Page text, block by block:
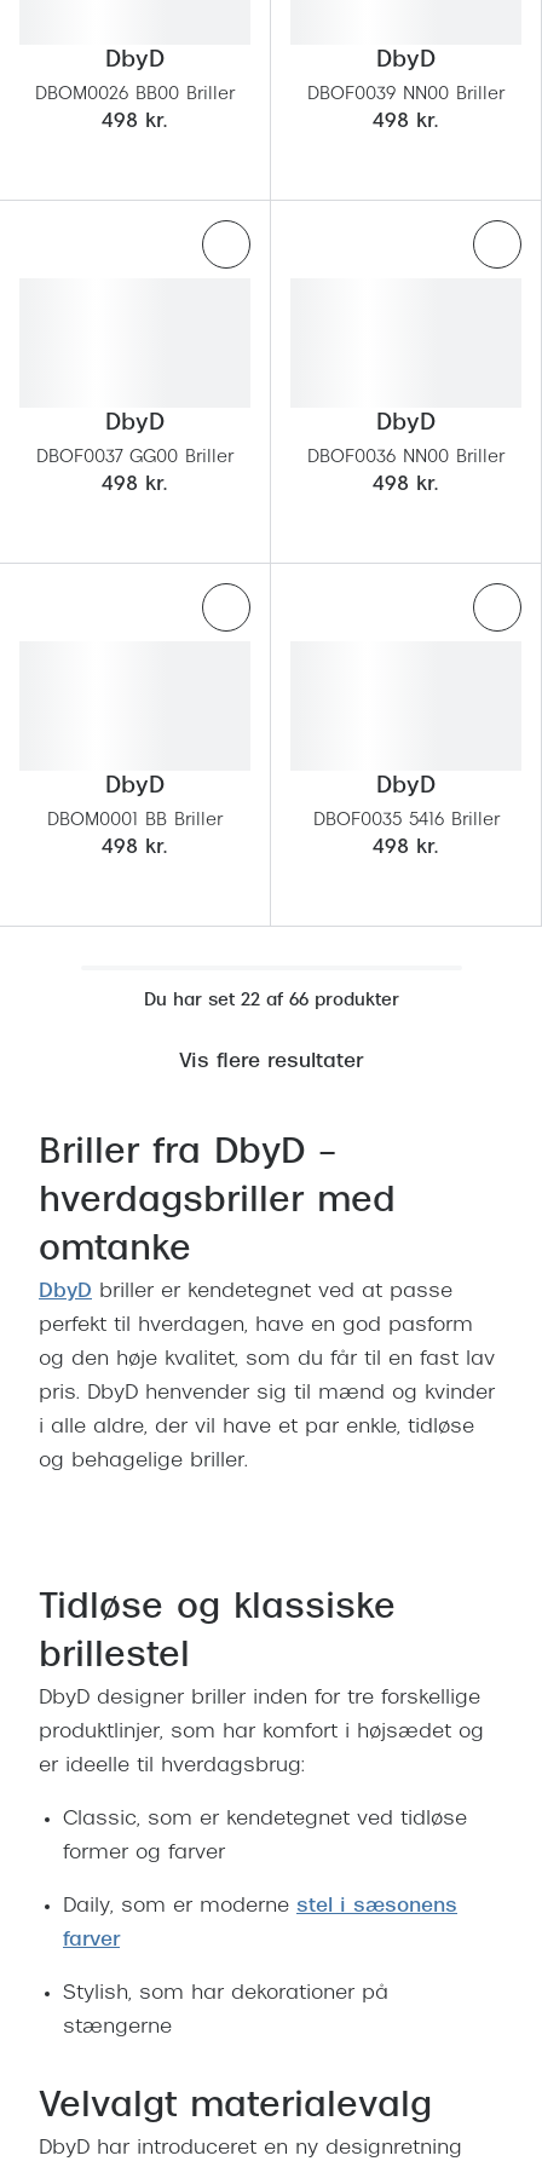
DbyD
DBOM0026 BB00 Briller
498 kr.
DbyD
DBOF0039 NN00 Briller
498 kr.
DbyD
DBOF0037 GG00 Briller
498 kr.
DbyD
DBOF0036 NN00 Briller
498 kr.
DbyD
DBOM0001 BB Briller
498 kr.
DbyD
DBOF0035 5416 Briller
498 kr.
Du har set 22 af 66 produkter
Vis flere resultater
Briller fra DbyD –
hverdagsbriller med
omtanke
DbyD briller er kendetegnet ved at passe
perfekt til hverdagen, have en god pasform
og den høje kvalitet, som du får til en fast lav
pris. DbyD henvender sig til mænd og kvinder
i alle aldre, der vil have et par enkle, tidløse
og behagelige briller.
Tidløse og klassiske
brillestel
DbyD designer briller inden for tre forskellige
produktlinjer, som har komfort i højsædet og
er ideelle til hverdagsbrug:
Classic, som er kendetegnet ved tidløse
former og farver
Daily, som er moderne stel i sæsonens
farver
Stylish, som har dekorationer på
stængerne
Velvalgt materialevalg
DbyD har introduceret en ny designretning